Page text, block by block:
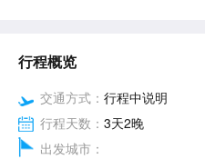
行程概览
交通方式： 行程中说明
行程天数： 3天2晚
出发城市：